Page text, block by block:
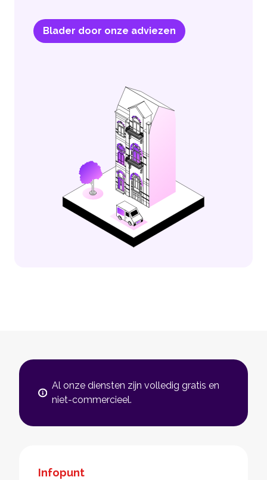
Blader door onze adviezen
Al onze diensten zijn volledig gratis en
niet-commercieel.
Infopunt